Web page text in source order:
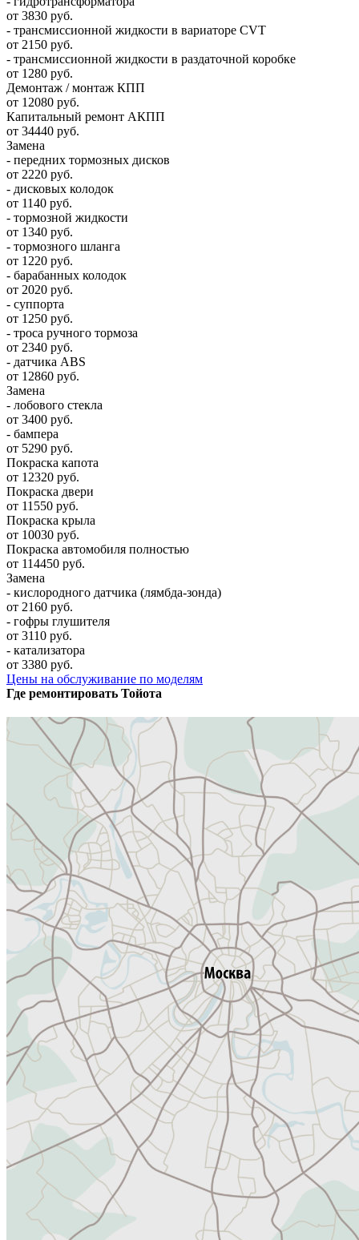
от 3830 руб.
- трансмиссионной жидкости в вариаторе CVT
от 2150 руб.
- трансмиссионной жидкости в раздаточной коробке
от 1280 руб.
Демонтаж / монтаж КПП
от 12080 руб.
Капитальный ремонт АКПП
от 34440 руб.
Замена
- передних тормозных дисков
от 2220 руб.
- дисковых колодок
от 1140 руб.
- тормозной жидкости
от 1340 руб.
- тормозного шланга
от 1220 руб.
- барабанных колодок
от 2020 руб.
- суппорта
от 1250 руб.
- троса ручного тормоза
от 2340 руб.
- датчика ABS
от 12860 руб.
Замена
- лобового стекла
от 3400 руб.
- бампера
от 5290 руб.
Покраска капота
от 12320 руб.
Покраска двери
от 11550 руб.
Покраска крыла
от 10030 руб.
Покраска автомобиля полностью
от 114450 руб.
Замена
- кислородного датчика (лямбда-зонда)
от 2160 руб.
- гофры глушителя
от 3110 руб.
- катализатора
от 3380 руб.
Цены на обслуживание по моделям
Где ремонтировать Тойота